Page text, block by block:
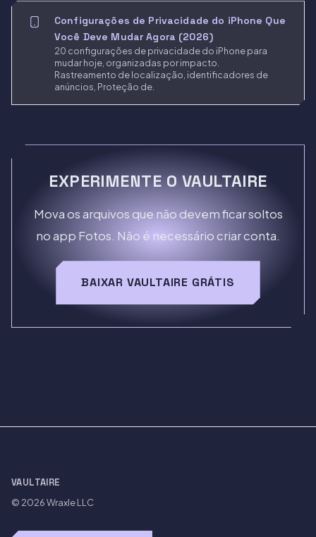
Configurações de Privacidade do iPhone Que
Você Deve Mudar Agora (2026)
20 configurações de privacidade do iPhone para
mudar hoje, organizadas por impacto.
Rastreamento de localização, identificadores de
anúncios, Proteção de.
EXPERIMENTE O VAULTAIRE
Mova os arquivos que não devem ficar soltos
no app Fotos. Não é necessário criar conta.
BAIXAR VAULTAIRE GRÁTIS
VAULTAIRE
© 2026Wraxle LLC